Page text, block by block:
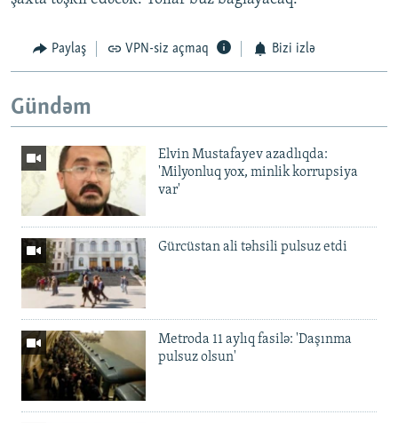
Paylaş VPN-siz açmaq Bizi izlə
Gündəm
Elvin Mustafayev azadlıqda:
'Milyonluq yox, minlik korrupsiya
var'
Gürcüstan ali təhsili pulsuz etdi
Metroda 11 aylıq fasilə: 'Daşınma
pulsuz olsun'